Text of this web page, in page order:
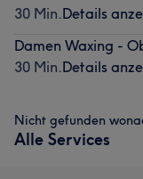
30 Min.Details
Damen Waxing -
30 Min.Details
Nicht gefunden
Alle Services